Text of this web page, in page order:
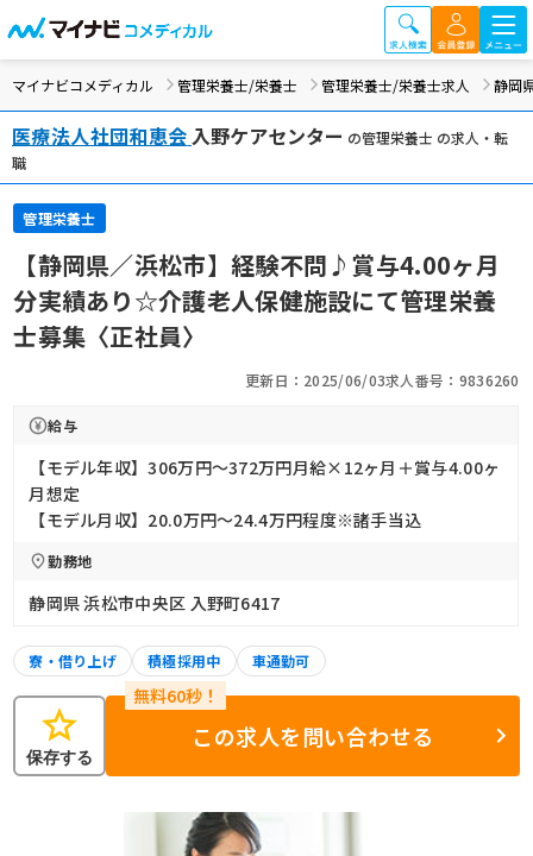
マイナビコメディカル 管理栄養士/栄養士 管理栄養士/栄養士求人 静岡
医療法人社団和恵会入野ケアセンター の管理栄養士 の求人・転
職
管理栄養士
【静岡県／浜松市】経験不問♪賞与4.00ヶ月
分実績あり☆介護老人保健施設にて管理栄養
士募集〈正社員〉
更新日：2025/06/03求人番号：9836260
給与
【モデル年収】306万円〜372万円月給×12ヶ月＋賞与4.00ヶ
月想定
【モデル月収】20.0万円〜24.4万円程度※諸手当込
勤務地
静岡県 浜松市中央区 入野町6417
寮・借り上げ 積極採用中 車通勤可
star
保存する
この求人を問い合わせる